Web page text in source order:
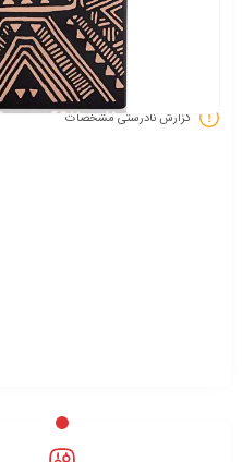
گزارش نادرستی مشخصات